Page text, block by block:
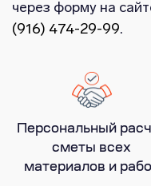
через форму на
(916) 474-29-99.
Персональный
сметы всех
материалов и